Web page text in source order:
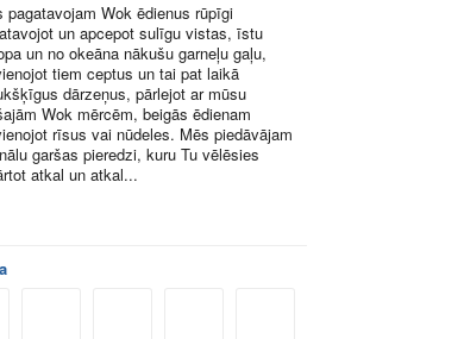
pagatavojam Wok ēdienus rūpīgi
un apcepot sulīgu vistas, īstu
un no okeāna nākušu garneļu gaļu,
tiem ceptus un tai pat laikā
dārzeņus, pārlejot ar mūsu
Wok mērcēm, beigās ēdienam
rīsus vai nūdeles. Mēs piedāvājam
garšas pieredzi, kuru Tu vēlēsies
atkal un atkal...